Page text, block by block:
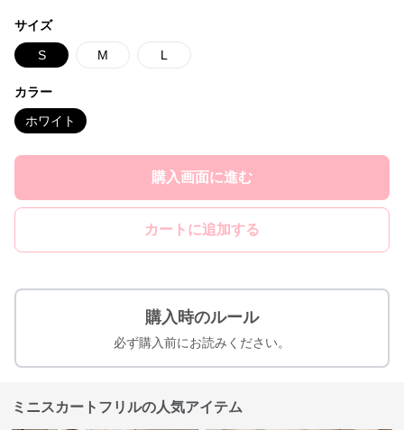
サイズ
S M L
カラー
ホワイト
購入画面に進む
カートに追加する
購入時のルール
必ず購入前にお読みください。
ミニスカートフリルの人気アイテム